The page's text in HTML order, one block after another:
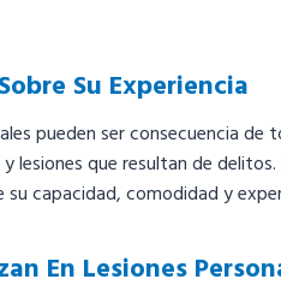
Su Experiencia
pueden ser consecuencia
lesiones que resultan de
su capacidad, comodidad y
En Lesiones